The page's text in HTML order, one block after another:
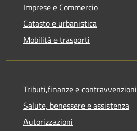
Imprese e Commercio
Catasto e urbanistica
Mobilità e trasporti
Tributi,finanze e contravvenzioni
Salute, benessere e assistenza
Autorizzazioni